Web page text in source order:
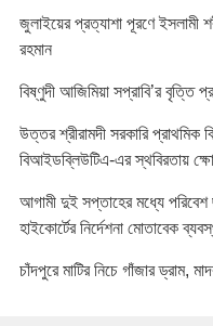
জুলাইয়ের প্রত্যাশা পূরণে ইসলামী
রহমান
বিষ্ণুদী আজিমিয়া সপ্রাবি’র বৃত্তি
উত্তর শ্রীরামদী সরকারি প্রাথমিক
বিআইডব্লিউটিএ-এর স্থবিরতায়
আগামী দুই সপ্তাহের মধ্যে পরিবেশ
হাইকোর্টের নির্দেশনা মোতাবেক
চাঁদপুরে মাটির নিচে গাঁজার ড্রাম,